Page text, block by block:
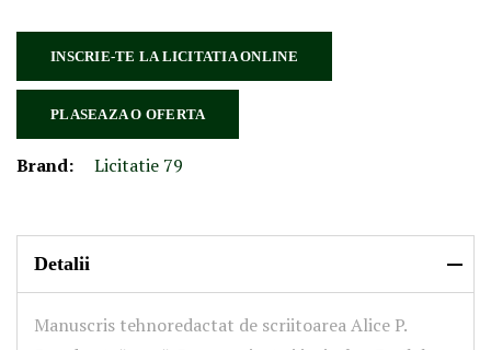
INSCRIE-TE LA LICITATIA ONLINE
PLASEAZA O OFERTA
Brand: Licitatie 79
Detalii
Manuscris tehnoredactat de scriitoarea Alice P.